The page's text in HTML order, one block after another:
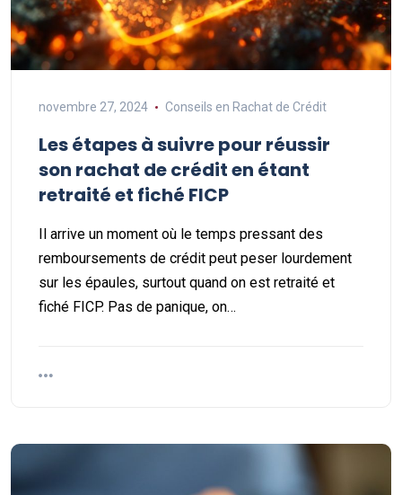
novembre 27, 2024 Conseils en Rachat de Crédit
Les étapes à suivre pour réussir
son rachat de crédit en étant
retraité et fiché FICP
Il arrive un moment où le temps pressant des
remboursements de crédit peut peser lourdement
sur les épaules, surtout quand on est retraité et
fiché FICP. Pas de panique, on…